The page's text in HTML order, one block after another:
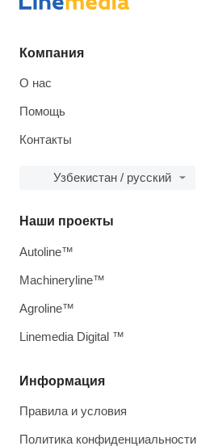
Компания
О нас
Помощь
Контакты
Узбекистан / русский
Информация
Правила и условия
Политика конфиденциальности
Наши проекты
Autoline™
Machineryline™
Agroline™
Linemedia Digital ™